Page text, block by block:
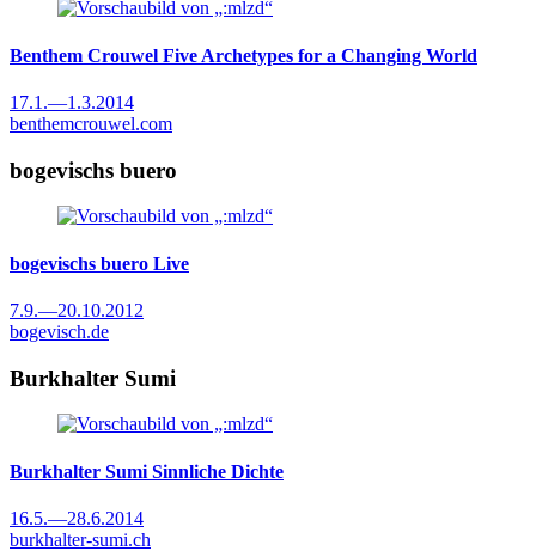
Benthem Crouwel Five Archetypes for a Changing World
17.1.—1.3.2014
benthemcrouwel.com
bogevischs buero
bogevischs buero Live
7.9.—20.10.2012
bogevisch.de
Burkhalter Sumi
Burkhalter Sumi Sinnliche Dichte
16.5.—28.6.2014
burkhalter-sumi.ch